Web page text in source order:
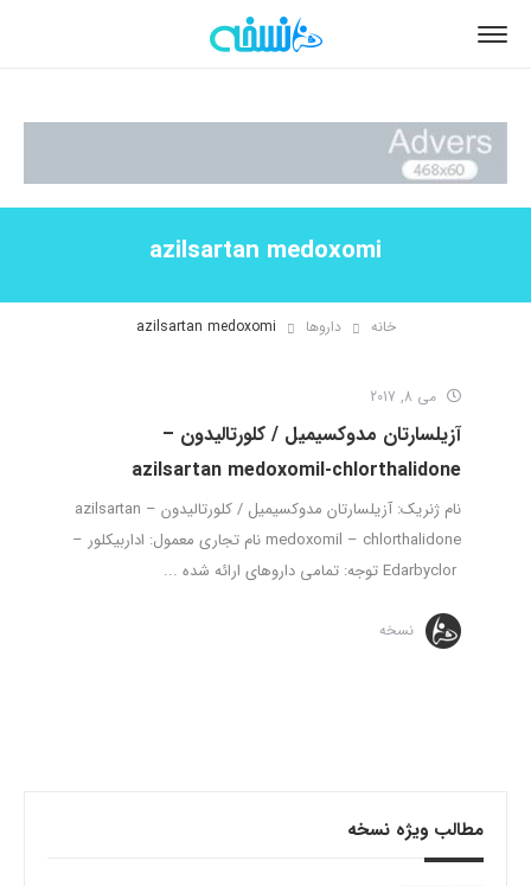
azilsartan medoxomi
خانه داروها azilsartan medoxomi
می 8, 2017
آزیلسارتان مدوکسیمیل / کلورتالیدون –
azilsartan medoxomil-chlorthalidone
نام ژنریک: آزیلسارتان مدوکسیمیل / کلورتالیدون – azilsartan
medoxomil – chlorthalidone نام تجاری معمول: اداربیکلور –
نسخه
مطالب ویژه نسخه